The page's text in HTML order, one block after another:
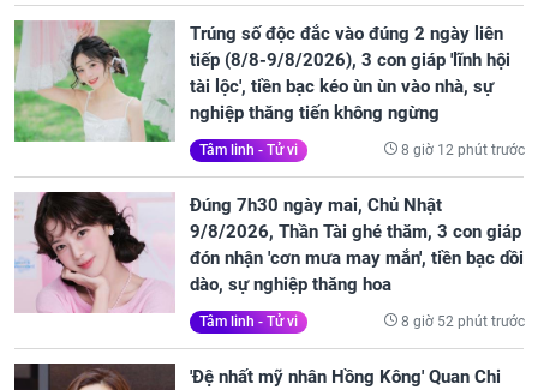
Trúng số độc đắc vào đúng 2 ngày liên
tiếp (8/8-9/8/2026), 3 con giáp 'lĩnh hội
tài lộc', tiền bạc kéo ùn ùn vào nhà, sự
nghiệp thăng tiến không ngừng
Tâm linh - Tử vi 8 giờ 12 phút trước
Đúng 7h30 ngày mai, Chủ Nhật
9/8/2026, Thần Tài ghé thăm, 3 con giáp
đón nhận 'cơn mưa may mắn', tiền bạc dồi
dào, sự nghiệp thăng hoa
Tâm linh - Tử vi 8 giờ 52 phút trước
'Đệ nhất mỹ nhân Hồng Kông' Quan Chi